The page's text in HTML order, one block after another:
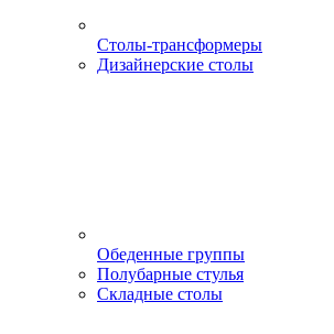
Столы-трансформеры
Дизайнерские столы
Обеденные группы
Полубарные стулья
Складные столы